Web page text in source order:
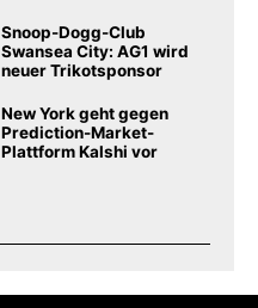
Snoop-Dogg-Club
Swansea City: AG1 wird
neuer Trikotsponsor
New York geht gegen
Prediction-Market-
Plattform Kalshi vor